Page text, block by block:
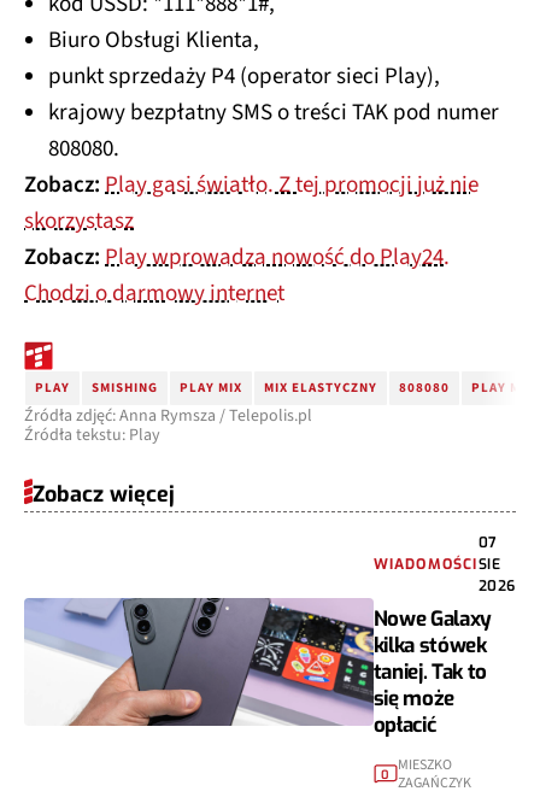
Biuro Obsługi Klienta,
punkt sprzedaży P4 (operator sieci Play),
krajowy bezpłatny SMS o treści TAK pod numer
808080.
Zobacz:Play gasi światło. Z tej promocji już nie
skorzystasz
Zobacz:Play wprowadza nowość do Play24.
Chodzi o darmowy internet
PLAY SMISHING PLAY MIX MIX ELASTYCZNY 808080 PLAY MIX
Źródła zdjęć: Anna Rymsza / Telepolis.pl
Źródła tekstu: Play
Zobacz więcej
WIADOMOŚCI
07
SIE
2026
Nowe Galaxy
kilka stówek
taniej. Tak to
się może
opłacić
0 MIESZKO
ZAGAŃCZYK